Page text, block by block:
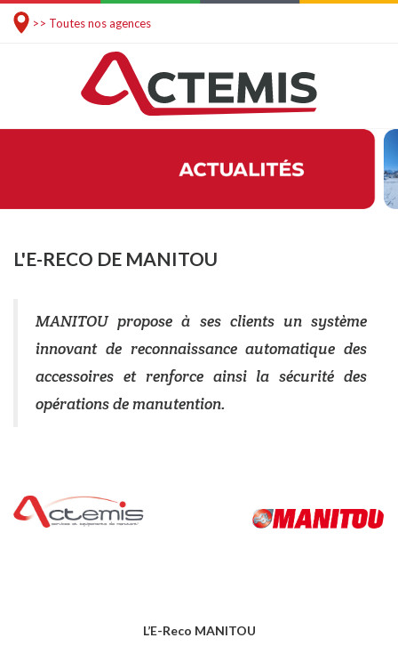
>> Toutes nos agences
L'E-RECO DE MANITOU
MANITOU propose à ses clients un système
innovant de reconnaissance automatique des
accessoires et renforce ainsi la sécurité des
opérations de manutention.
L’E-Reco MANITOU